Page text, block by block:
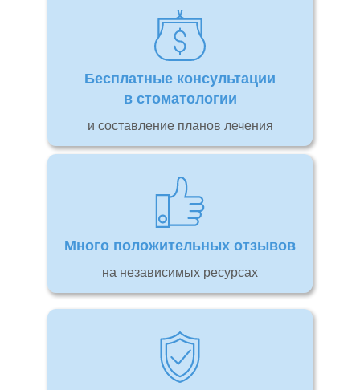
Бесплатные консультации
в стоматологии
и составление планов лечения
Много положительных отзывов
на независимых ресурсах